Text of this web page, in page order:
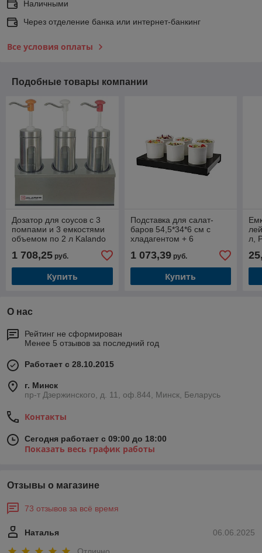
Наличными
Через отделение банка или интернет-банкинг
Все условия оплаты
Подобные товары компании
Дозатор для соусов с 3
помпами и 3 емкостями
объемом по 2 л Kalando
1 708,25 руб.
Купить
Подставка для салат-
баров 54,5*34*6 см с
хладагентом + 6
салатников по 1,2 л, P.L.
Proff Cuisine
1 073,39руб.
Купить
л,
О нас
Рейтинг не сформирован
Менее 5 отзывов за последний год
Работает с 28.10.2015
г. Минск
пр-т Дзержинского, д. 11, оф.844, Минск, Беларусь
Контакты
Сегодня работает с 09:00 до 18:00
Показать весь график работы
Отзывы о магазине
73 отзывов за всё время
06.06.2025
Наталья
Отлично